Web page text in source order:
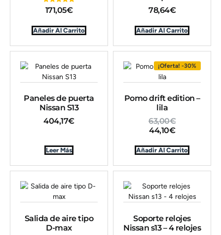
Valorado en
5.00
171,05€
Añadir Al Carrito
78,64€
Añadir Al Carrito
Paneles de puerta
Nissan S13
404,17€
Leer Más
¡Oferta! -30%
Pomo drift edition –
lila
63,00€
44,10€
Añadir Al Carrito
Salida de aire tipo
D-max
Soporte relojes
Nissan s13 – 4 relojes